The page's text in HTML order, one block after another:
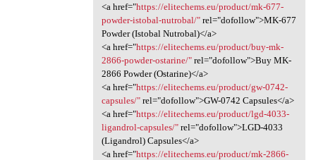
<a href="https://elitechems.eu/product/mk-677-
powder-istobal-nutrobal/"rel="dofollow">MK-677
Powder (Istobal Nutrobal)</a>
<a href="https://elitechems.eu/product/buy-mk-
2866-powder-ostarine/"rel="dofollow">Buy MK-
2866 Powder (Ostarine)</a>
<a href="https://elitechems.eu/product/gw-0742-
capsules/"rel="dofollow">GW-0742 Capsules</a>
<a href="https://elitechems.eu/product/lgd-4033-
ligandrol-capsules/"rel="dofollow">LGD-4033
(Ligandrol) Capsules</a>
<a href="https://elitechems.eu/product/mk-2866-